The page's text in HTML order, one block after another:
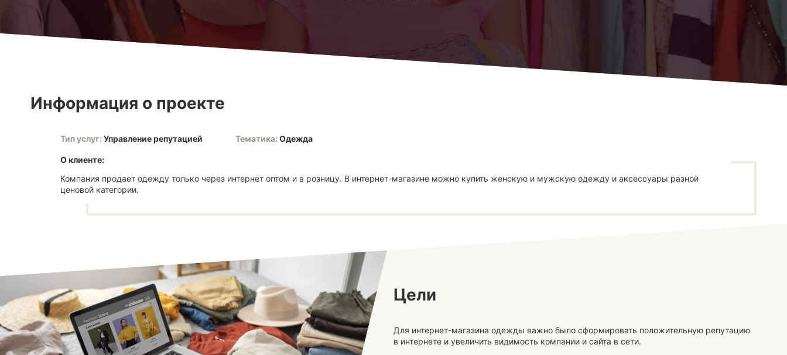
Информация о проекте
Тип услуг: Управление репутацией Тематика: Одежда
О клиенте:
Компания продает одежду только через интернет оптом и в розницу. В интернет-магазине можно купить женскую и мужскую одежду и аксессуары разной
ценовой категории.
Цели
Для интернет-магазина одежды важно было сформировать положительную репутацию
в интернете и увеличить видимость компании и сайта в сети.